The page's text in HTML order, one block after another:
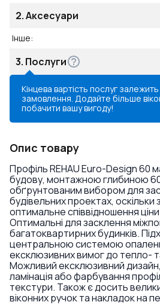
2.Аксесуари
Інше:
3. Послуги
Кінцева вартість послуг залежить
замовлення. Додайте більше
побачити вашу вигоду!
Опис товару
Профіль REHAU Euro-Design 60
будову, монтажною глибиною
обґрунтованим вибором для
будівельних проектах, оскільки
оптимальне співвідношення ціни
Оптимальні для засклення
багатоквартирних будинків.
центральною системою
ексклюзивних вимог до тепло-
Можливий ексклюзивний
ламінація або фарбування
текстури. Також є досить
віконних ручок та накладок на